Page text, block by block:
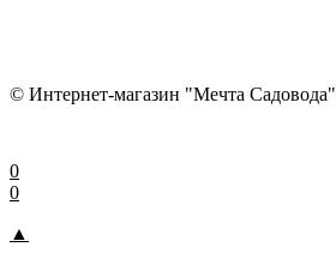
© Интернет-магазин "Мечта Садовода"
0
0
▲